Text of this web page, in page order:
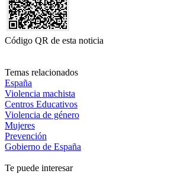
Código QR de esta noticia
Temas relacionados
España
Violencia machista
Centros Educativos
Violencia de género
Mujeres
Prevención
Gobierno de España
Te puede interesar